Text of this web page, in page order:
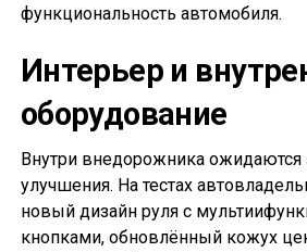
функциональность автомобиля.
Интерьер и
оборудование
Внутри внедорожника ожидаются
улучшения. На тестах
новый дизайн руля с
кнопками, обновлённый кожух